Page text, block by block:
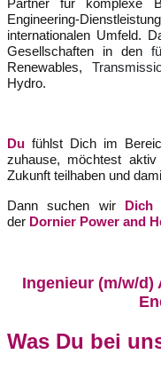
Engineering-
internationalen Umfeld.
Gesellschaften in den
Renewables,
Hydro.
Du fühlst Dich im
zuhause, möchtest
Zukunft teilhaben und
Dann suchen wir Dich
der Dornier Power and
Ingenieur (m/w/
Was Du bei